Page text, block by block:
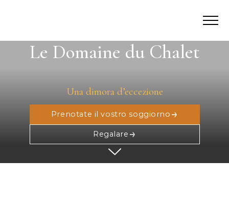
Le Domaine du Chalet
Una dimora d’eccezione
Prenotate il vostro soggiorno
Regalare